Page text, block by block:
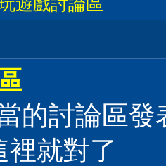
的討論區發
裡就對了